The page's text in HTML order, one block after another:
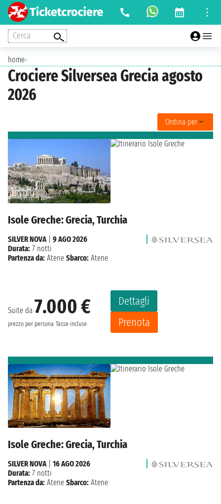
Cerca
home›
Crociere Silversea Grecia agosto
2026
Ordina per
Isole Greche: Grecia, Turchia
Suite da 7.000 €
prezzo per persona Tasse incluse
Dettagli
Prenota
SILVER NOVA
9 AGO 2026
Durata: 7 notti
Partenza da: Atene Sbarco: Atene
Isole Greche: Grecia, Turchia
SILVER NOVA| 16 AGO 2026
Durata: 7 notti
Partenza da: Atene Sbarco: Atene